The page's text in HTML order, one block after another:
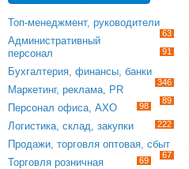
Топ-менеджмент, руководители
63
Административный
персонал
91
Бухгалтерия, финансы, банки
346
Маркетинг, реклама, PR
89
Персонал офиса, АХО 98
Логистика, склад, закупки 222
Продажи, торговля оптовая, сбыт
67
Торговля розничная 69